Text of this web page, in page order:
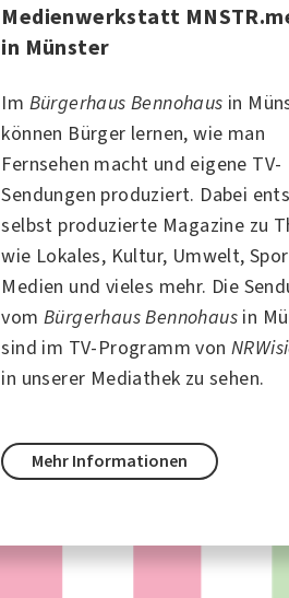
Medienwerkstatt
in Münster
Im Bürgerhaus Bennohaus in
können Bürger lernen, wie man
Fernsehen macht und eigene TV-
Sendungen produziert. Dabei
selbst produzierte Magazine zu
wie Lokales, Kultur, Umwelt,
Medien und vieles mehr. Die
vomBürgerhaus Bennohaus in
sind im TV-Programm von
in unserer Mediathek zu sehen.
Mehr Informationen